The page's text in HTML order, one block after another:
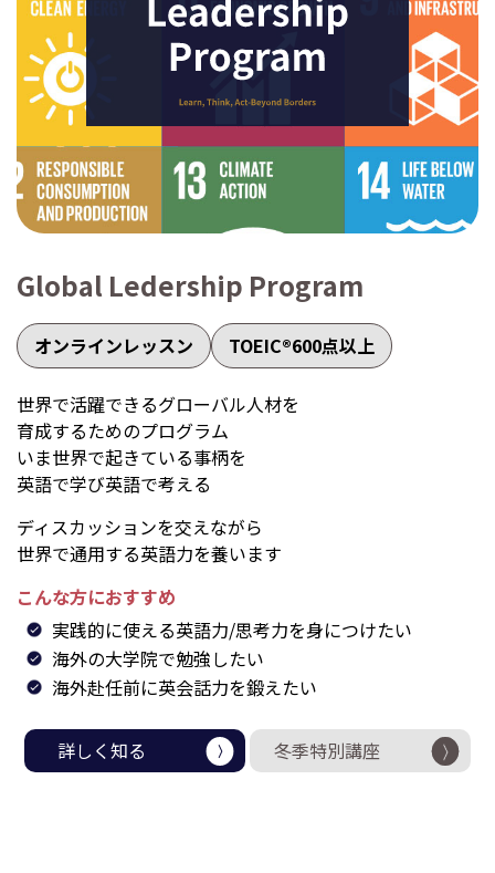
Global Ledership Program
オンラインレッスン TOEIC®600点以上
世界で活躍できるグローバル人材を
育成するためのプログラム
いま世界で起きている事柄を
英語で学び英語で考える
ディスカッションを交えながら
世界で通用する英語力を養います
こんな方におすすめ
実践的に使える英語力/思考力を身につけたい
海外の大学院で勉強したい
海外赴任前に英会話力を鍛えたい
詳しく知る 冬季特別講座